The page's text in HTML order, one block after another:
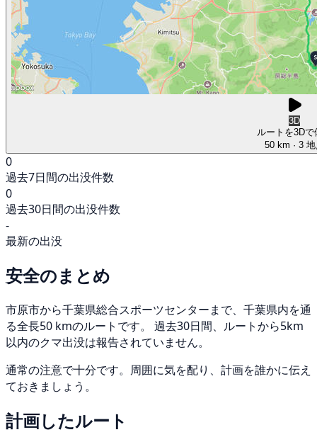
3D
ルートを3Dで
50 km · 3
0
過去7日間の出没件数
0
過去30日間の出没件数
-
最新の出没
安全のまとめ
市原市から千葉県総合スポーツセンターまで、千葉県内を通
る全長50 kmのルートです。 過去30日間、ルートから5km
以内のクマ出没は報告されていません。
通常の注意で十分です。周囲に気を配り、計画を誰かに伝え
ておきましょう。
計画したルート